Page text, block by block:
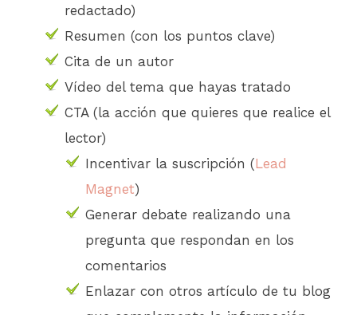
redactado)
Resumen (con los puntos clave)
Cita de un autor
Vídeo del tema que hayas tratado
CTA (la acción que quieres que realice el
lector)
Incentivar la suscripción (Lead
Magnet)
Generar debate realizando una
pregunta que respondan en los
comentarios
Enlazar con otros artículo de tu blog